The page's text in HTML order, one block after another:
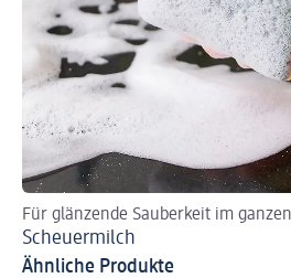
Für glänzende Sauberkeit im
Scheuermilch
Ähnliche Produkte